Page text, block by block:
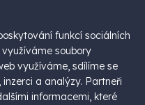
funkcí sociálních
soubory
využíváme, sdílíme se
a analýzy. Partneři
informacemi, které